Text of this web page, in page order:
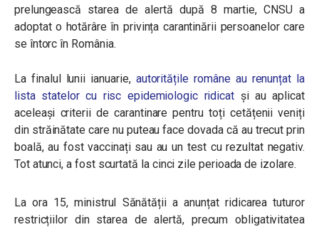
prelungească starea de alertă după 8 martie, CNSU a
adoptat o hotărâre în privința carantinării persoanelor care
se întorc în România.
La finalul lunii ianuarie, autoritățile române au renunțat la
lista statelor cu risc epidemiologic ridicat și au aplicat
aceleași criterii de carantinare pentru toți cetățenii veniți
din străinătate care nu puteau face dovada că au trecut prin
boală, au fost vaccinați sau au un test cu rezultat negativ.
Tot atunci, a fost scurtată la cinci zile perioada de izolare.
La ora 15, ministrul Sănătății a anunțat ridicarea tuturor
restricțiilor din starea de alertă, precum obligativitatea